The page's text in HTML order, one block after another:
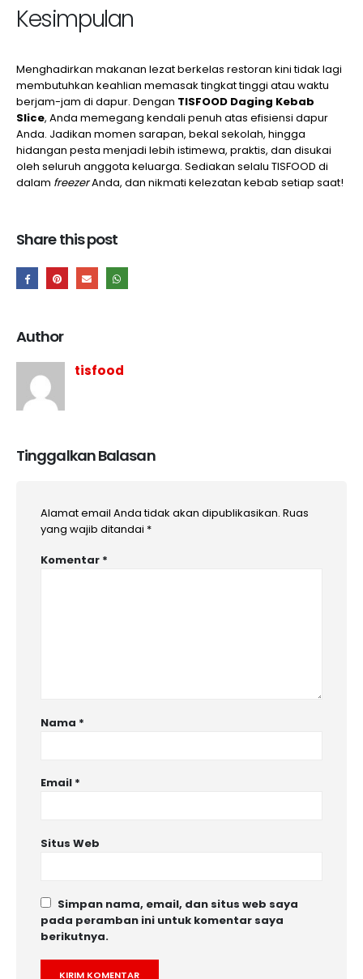
Kesimpulan
Menghadirkan makanan lezat berkelas restoran kini tidak lagi
membutuhkan keahlian memasak tingkat tinggi atau waktu
berjam-jam di dapur. Dengan TISFOOD Daging Kebab
Slice, Anda memegang kendali penuh atas efisiensi dapur
Anda. Jadikan momen sarapan, bekal sekolah, hingga
hidangan pesta menjadi lebih istimewa, praktis, dan disukai
oleh seluruh anggota keluarga. Sediakan selalu TISFOOD di
dalam freezerAnda, dan nikmati kelezatan kebab setiap saat!
Share this post
Author
tisfood
Tinggalkan Balasan
Alamat email Anda tidak akan dipublikasikan. Ruas
yang wajib ditandai *
Komentar *
Nama *
Email *
Situs Web
Simpan nama, email, dan situs web saya
pada peramban ini untuk komentar saya
berikutnya.